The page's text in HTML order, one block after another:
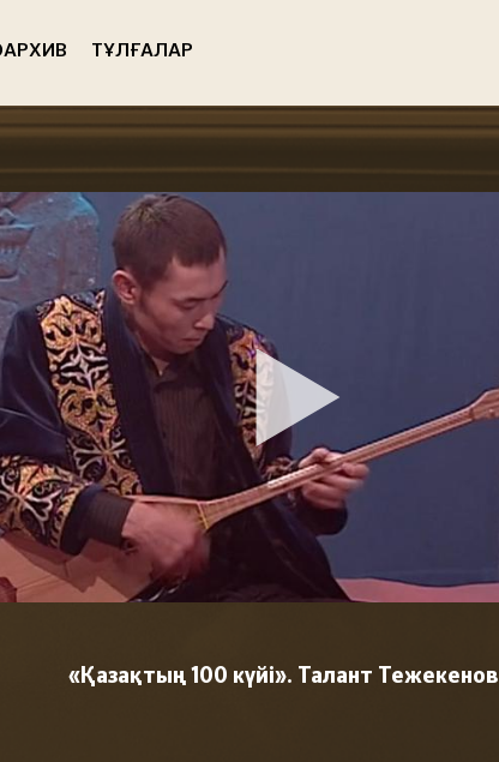
ТҰЛҒАЛАР
«Қазақтың 100 күйі». Талант Тежекенов